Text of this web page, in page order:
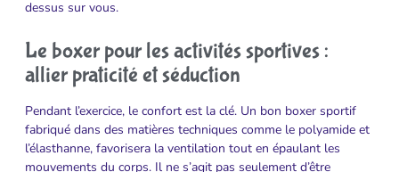
dessus sur vous.
Le boxer pour les activités sportives :
allier praticité et séduction
Pendant l’exercice, le confort est la clé. Un bon boxer sportif
fabriqué dans des matières techniques comme le polyamide et
l’élasthanne, favorisera la ventilation tout en épaulant les
mouvements du corps. Il ne s’agit pas seulement d’être